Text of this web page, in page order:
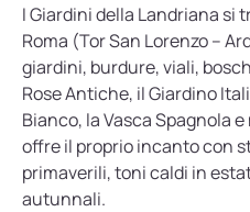
I Giardini della Landriana si
Roma (Tor San Lorenzo –
giardini, burdure, viali,
Rose Antiche, il Giardino
Bianco, la Vasca Spagnola
offre il proprio incanto con
primaverili, toni caldi in
autunnali.